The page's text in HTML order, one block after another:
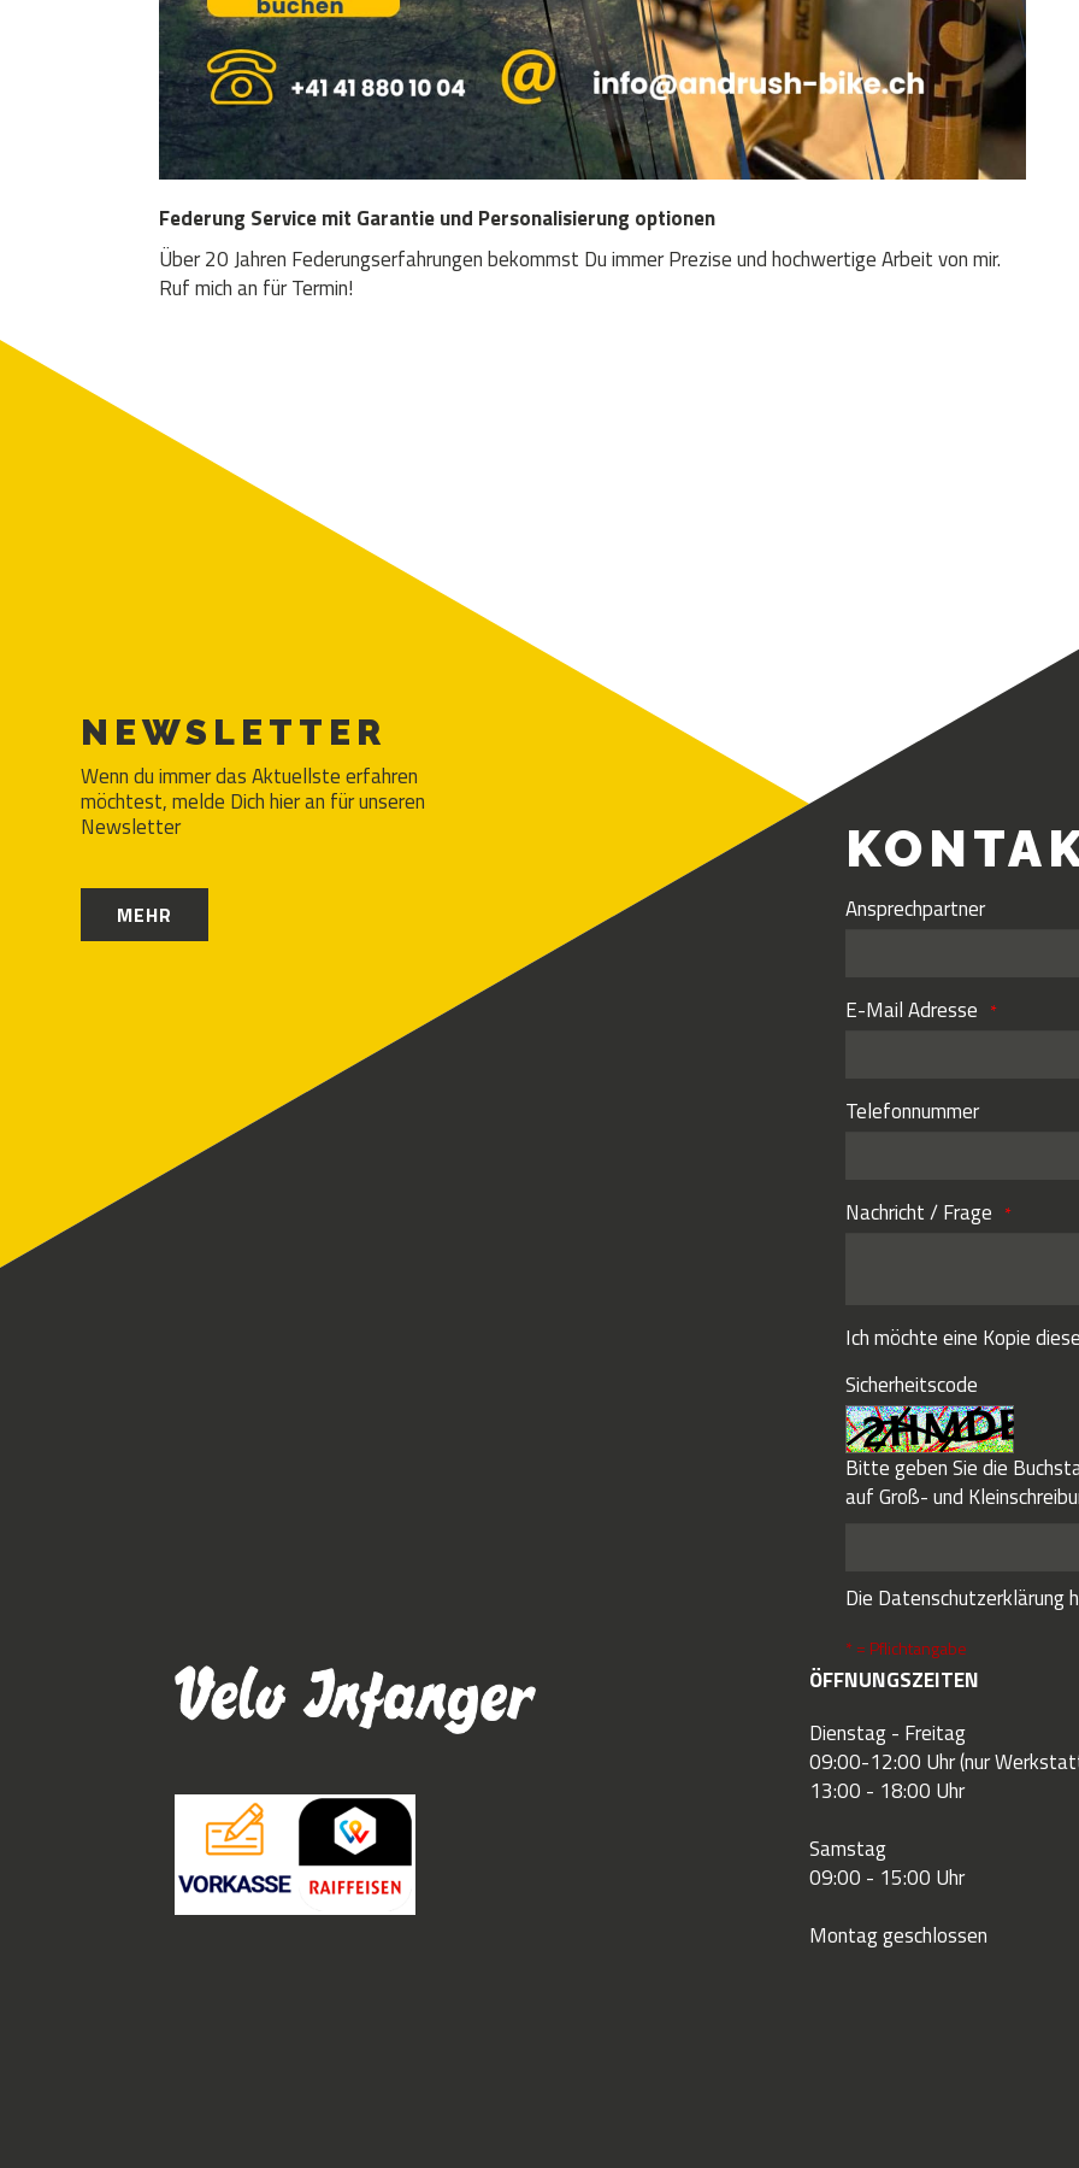
Federung Service mit Garantie und Personalisierung optionen
Über 20 Jahren Federungserfahrungen bekommst Du immer Prezise und hochwertige Arbeit von mir.
Ruf mich an für Termin!
NEWSLETTER
Wenn du immer das Aktuellste erfahren
möchtest, melde Dich hier an für unseren
Newsletter
MEHR Ansprechpartner
E-Mail Adresse
Telefonnummer
Nachricht / Frage
Ich möchte eine Kopie
Sicherheitscode
Bitte geben Sie die
auf Groß- und
Die Datenschutzerklärung
* = Pflichtangabe
ÖFFNUNGSZEITEN
Dienstag - Freitag
09:00-12:00 Uhr (nur
13:00 - 18:00 Uhr
Samstag
09:00 - 15:00 Uhr
Montag geschlossen